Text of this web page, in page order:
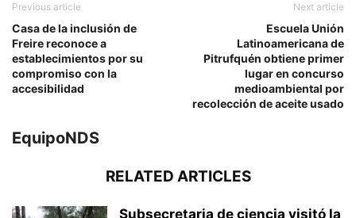
Previous article
Casa de la inclusión de
Freire reconoce a
establecimientos por su
compromiso con la
accesibilidad
Next article
Escuela Unión
Latinoamericana de
Pitrufquén obtiene primer
lugar en concurso
medioambiental por
recolección de aceite usado
EquipoNDS
RELATED ARTICLES
Subsecretaria de ciencia visitó la